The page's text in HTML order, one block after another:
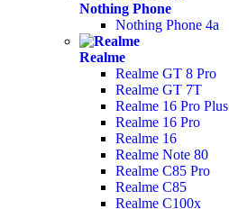
Nothing Phone
Nothing Phone 4a
Realme
Realme GT 8 Pro
Realme GT 7T
Realme 16 Pro Plus
Realme 16 Pro
Realme 16
Realme Note 80
Realme C85 Pro
Realme C85
Realme C100x